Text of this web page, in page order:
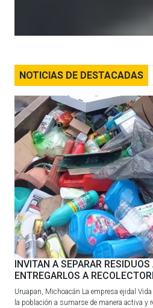
NOTICIAS DE DESTACADAS
INVITAN A SEPARAR
ENTREGARLOS A
Uruapan, Michoacán La empresa ejidal
la población a sumarse de manera activa y